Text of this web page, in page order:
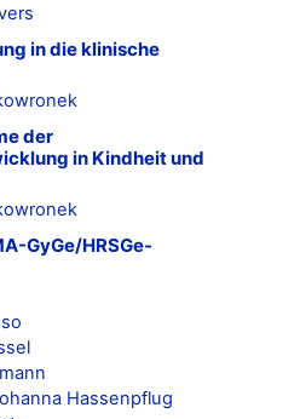
in die klinische
der
in Kindheit und
GyGe/HRSGe-
Hassenpflug